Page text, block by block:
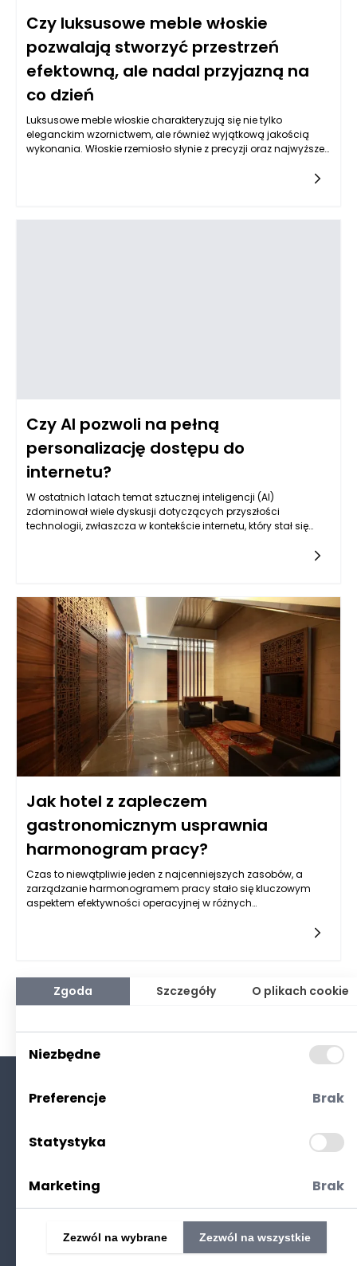
Czy luksusowe meble włoskie
pozwalają stworzyć przestrzeń
efektowną, ale nadal przyjazną na
co dzień
Luksusowe meble włoskie charakteryzują się nie tylko
eleganckim wzornictwem, ale również wyjątkową jakością
wykonania. Włoskie rzemiosło słynie z precyzji oraz najwyższej
różnorodnych stylistyk aranżacyjnych. Dlatego inwestując w
Czy AI pozwoli na pełną
personalizację dostępu do
internetu?
W ostatnich latach temat sztucznej inteligencji (AI)
zdominował wiele dyskusji dotyczących przyszłości
technologii, zwłaszcza w kontekście internetu, który stał się
informacji. W miarę jak algorytmy AI stają się coraz bardziej
internecie. Aby odpowiedzieć na to pytanie, warto przyjrzeć się,
jakie mechanizmy personalizacji już istnieją, jakie są ich
ograniczenia oraz jak sztuczna inteligencja może
rewolucjonizować sposób, w jaki konsumujemy treści w
internecie.
Jak hotel z zapleczem
gastronomicznym usprawnia
harmonogram pracy?
Czas to niewątpliwie jeden z najcenniejszych zasobów, a
zarządzanie harmonogramem pracy stało się kluczowym
aspektem efektywności operacyjnej w różnych
z możliwością spożywania posiłków w jednym miejscu
pozwala na pełniejszą organizację czasu. Zmniejsza to
konieczność przemieszczania się gości w poszukiwaniu
spotkań biznesowych czy najzwyklejszych wakacji.
Polityka prywatności
Zgoda Szczegóły O plikach cookie
Niezbędne
Preferencje Brak
Statystyka
Marketing Brak
Zezwól na wybrane Zezwól na wszystkie